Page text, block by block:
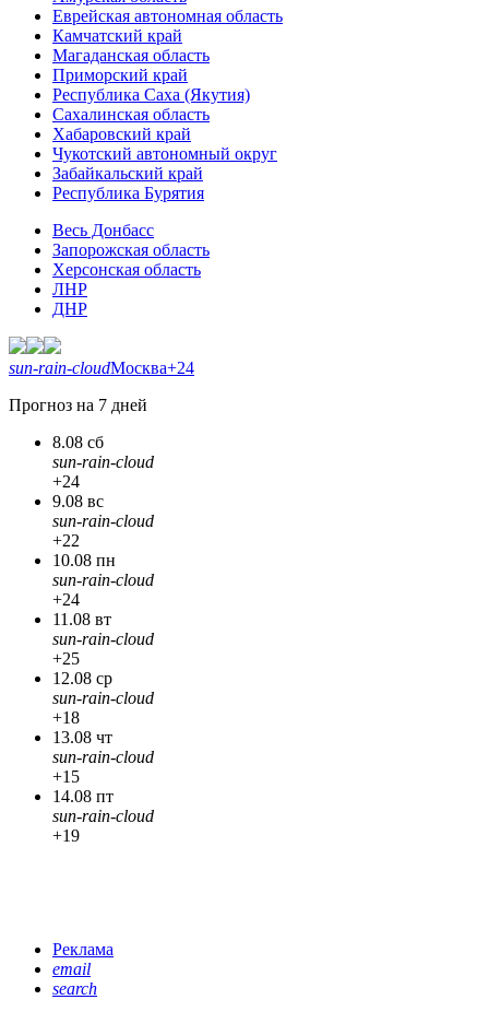
Еврейская автономная область
Камчатский край
Магаданская область
Приморский край
Республика Саха (Якутия)
Сахалинская область
Хабаровский край
Чукотский автономный округ
Забайкальский край
Республика Бурятия
Весь Донбасс
Запорожская область
Херсонская область
ЛНР
ДНР
sun-rain-cloudМосква+24
Прогноз на 7 дней
8.08 сб
sun-rain-cloud
+24
9.08 вс
sun-rain-cloud
+22
10.08 пн
sun-rain-cloud
+24
11.08 вт
sun-rain-cloud
+25
12.08 ср
sun-rain-cloud
+18
13.08 чт
sun-rain-cloud
+15
14.08 пт
sun-rain-cloud
+19
Реклама
email
search